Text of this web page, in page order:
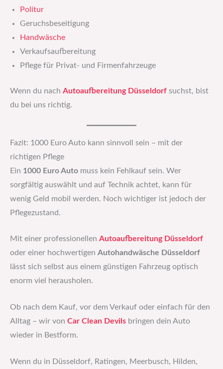
Politur
Geruchsbeseitigung
Handwäsche
Verkaufsaufbereitung
Pflege für Privat- und Firmenfahrzeuge
Wenn du nach Autoaufbereitung Düsseldorf suchst, bist
du bei uns richtig.
Fazit: 1000 Euro Auto kann sinnvoll sein – mit der
richtigen Pflege
Ein 1000 Euro Auto muss kein Fehlkauf sein. Wer
sorgfältig auswählt und auf Technik achtet, kann für
wenig Geld mobil werden. Noch wichtiger ist jedoch der
Pflegezustand.
Mit einer professionellen Autoaufbereitung Düsseldorf
oder einer hochwertigen Autohandwäsche Düsseldorf
lässt sich selbst aus einem günstigen Fahrzeug optisch
enorm viel herausholen.
Ob nach dem Kauf, vor dem Verkauf oder einfach für den
Alltag – wir von Car Clean Devils bringen dein Auto
wieder in Bestform.
Wenn du in Düsseldorf, Ratingen, Meerbusch, Hilden,